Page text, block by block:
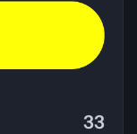
33